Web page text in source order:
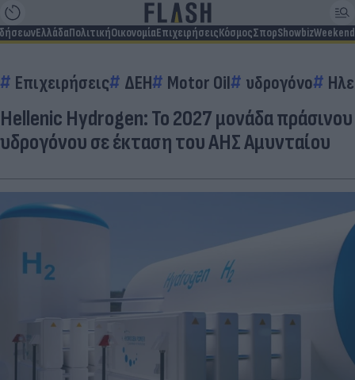
ΕλλάδαΠολιτικήΟικονομίαΕπιχειρήσειςΚόσμοςΣπορShowbizWeekend
Επιχειρήσεις ΔΕΗ Motor Oil υδρογόνο
Hellenic Hydrogen: Το 2027 μονάδα πράσινου
υδρογόνου σε έκταση του ΑΗΣ Αμυνταίου